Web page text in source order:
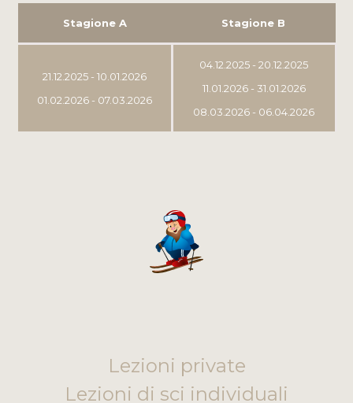
Stagione A Stagione B
21.12.2025 - 10.01.2026
01.02.2026 - 07.03.2026
04.12.2025 - 20.12.2025
11.01.2026 - 31.01.2026
08.03.2026 - 06.04.2026
Lezioni private
Lezioni di sci individuali